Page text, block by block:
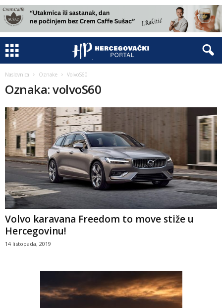
Naslovnica Oznake VolvoS60
Oznaka: volvoS60
Volvo karavana Freedom to move stiže u
Hercegovinu!
14 listopada, 2019